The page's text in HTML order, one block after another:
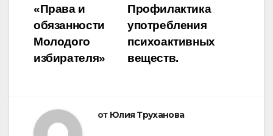
Навигация
по
записям
Профилактика
употребления
психоактивных
веществ.
«Права и
обязанности
Молодого
избирателя»
от Юлия Труханова